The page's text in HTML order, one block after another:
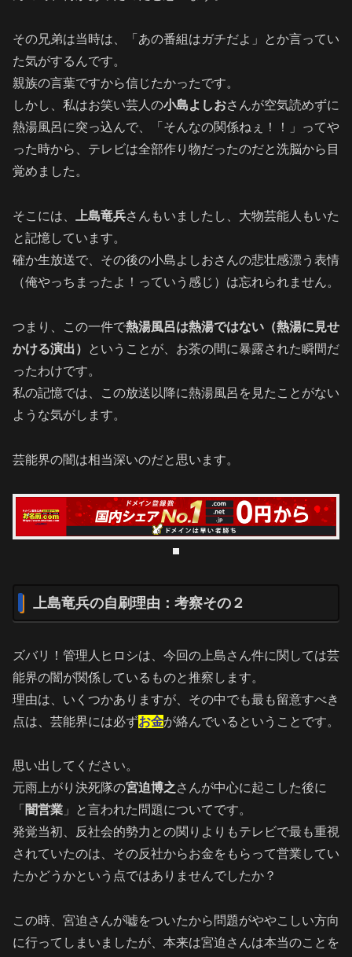
その兄弟は当時は、「あの番組はガチだよ」とか言ってい
た気がするんです。
親族の言葉ですから信じたかったです。
しかし、私はお笑い芸人の小島よしおさんが空気読めずに
熱湯風呂に突っ込んで、「そんなの関係ねぇ！！」ってや
った時から、テレビは全部作り物だったのだと洗脳から目
覚めました。
そこには、 上島竜兵さんもいましたし、大物芸能人もいた
と記憶しています。
確か生放送で、その後の小島よしおさんの悲壮感漂う表情
（俺やっちまったよ！っていう感じ）は忘れられません。
つまり、この一件で熱湯風呂は熱湯ではない（熱湯に見せ
かける演出）
ということが、お茶の間に暴露された瞬間だ
ったわけです。
私の記憶では、この放送以降に熱湯風呂を見たことがない
ような気がします。
芸能界の闇は相当深いのだと思います。
上島竜兵の自刷理由：考察その２
ズバリ！管理人ヒロシは、今回の上島さん件に関しては芸
能界の闇が関係しているものと推察します。
理由は、いくつかありますが、その中でも最も留意すべき
点は、芸能界には必ずお金が絡んでいるということです。
思い出してください。
元雨上がり決死隊の宮迫博之さんが中心に起こした後に
「 闇営業 」と言われた問題についてです。
発覚当初、反社会的勢力との関りよりもテレビで最も重視
されていたのは、その反社からお金をもらって営業してい
たかどうかという点ではありませんでしたか？
この時、宮迫さんが嘘をついたから問題がややこしい方向
に行ってしまいましたが、本来は宮迫さんは本当のことを